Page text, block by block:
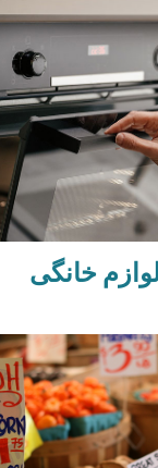
لوازم خانگی